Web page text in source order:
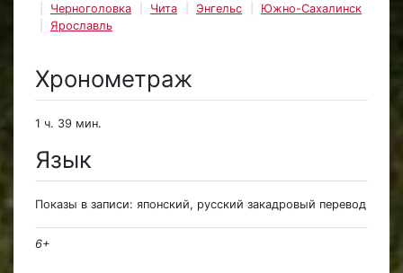
Черноголовка
Чита Энгельс
Южно-Сахалинск
Ярославль
Хронометраж
1 ч. 39 мин.
Язык
Показы в записи: японский, русский закадровый перевод
6+